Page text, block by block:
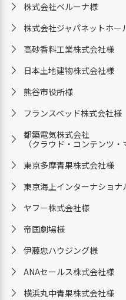
株式会社ベルーナ様
株式会社ジャパネットホー
高砂香料工業株式会社様
日本土地建物株式会社様
熊谷市役所様
フランスベッド株式会社様
都築電気株式会社
（クラウド‧コンテンツ‧
東京多摩青果株式会社様
東京海上インターナショ
ヤフー株式会社様
帝国劇場様
伊藤忠ハウジング様
ANAセールス株式会社様
横浜丸中青果株式会社様